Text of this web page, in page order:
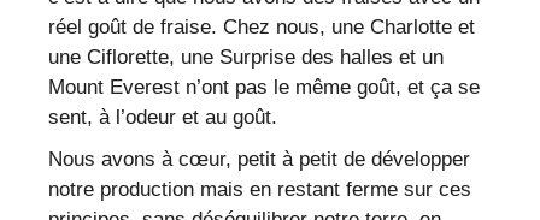
réel goût de fraise. Chez nous, une Charlotte et
une Ciflorette, une Surprise des halles et un
Mount Everest n’ont pas le même goût, et ça se
sent, à l’odeur et au goût.
Nous avons à cœur, petit à petit de développer
notre production mais en restant ferme sur ces